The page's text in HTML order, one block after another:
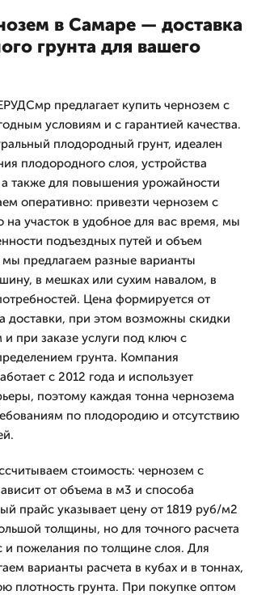
в Самаре — доставка
грунта для вашего
предлагает купить чернозем с
условиям и с гарантией качества.
плодородный грунт, идеален
плодородного слоя, устройства
а также для повышения урожайности
оперативно: привезти чернозем с
участок в удобное для вас время, мы
подъездных путей и объем
предлагаем разные варианты
в мешках или сухим навалом, в
Цена формируется от
доставки, при этом возможны скидки
и при заказе услуги под ключ с
грунта. Компания
с 2012 года и использует
поэтому каждая тонна чернозема
по плодородию и отсутствию
стоимость: чернозем с
от объема в м3 и способа
прайс указывает цену от 1819 руб/м2
толщины, но для точного расчета
и пожелания по толщине слоя. Для
варианты расчета в кубах и в тоннах,
плотность грунта. При покупке оптом